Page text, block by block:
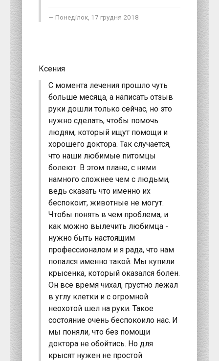
Понеділок, 17 грудня 2018
Ксения
С момента лечения прошло чуть
больше месяца, а написать отзыв
руки дошли только сейчас, но это
нужно сделать, чтобы помочь
людям, который ищут помощи и
хорошего доктора. Так случается,
что наши любимые питомцы
болеют. В этом плане, с ними
намного сложнее чем с людьми,
ведь сказать что именно их
беспокоит, животные не могут.
Чтобы понять в чем проблема, и
как можно вылечить любимца -
нужно быть настоящим
профессионалом и я рада, что нам
попался именно такой. Мы купили
крысенка, который оказался болен.
Он все время чихал, грустно лежал
в углу клетки и с огромной
неохотой шел на руки. Такое
состояние очень беспокоило нас. И
мы поняли, что без помощи
доктора не обойтись. Но для
крысят нужен не простой